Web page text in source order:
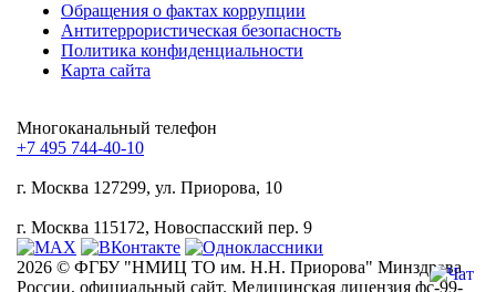
Обращения о фактах коррупции
Антитеррористическая безопасность
Политика конфиденциальности
Карта сайта
Многоканальный телефон
+7 495 744-40-10
г. Москва 127299, ул. Приорова, 10
г. Москва 115172, Новоспасский пер. 9
2026 © ФГБУ "НМИЦ ТО им. Н.Н. Приорова" Минздрава
России, официальный сайт. Медицинская лицензия фс-99-